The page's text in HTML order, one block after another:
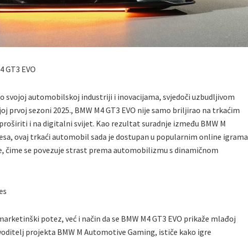
GT3 EVO
svojoj automobilskoj industriji i inovacijama, svjedoči uzbudljivom
prvoj sezoni 2025., BMW M4 GT3 EVO nije samo briljirao na trkaćim
i na digitalni svijet. Kao rezultat suradnje između BMW M
ovaj trkaći automobil sada je dostupan u popularnim online igrama
čime se povezuje strast prema automobilizmu s dinamičnom
potez, već i način da se BMW M4 GT3 EVO prikaže mlađoj
projekta BMW M Automotive Gaming, ističe kako igre